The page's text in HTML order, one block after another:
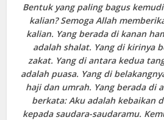
Bentuk yang paling bagus
kalian? Semoga Allah
kalian. Yang berada di kanan
adalah shalat. Yang di kirinya
zakat. Yang di antara kedua
adalah puasa. Yang di
haji dan umrah. Yang berada di
berkata: Aku adalah kebaikan
kepada saudara-saudaramu.